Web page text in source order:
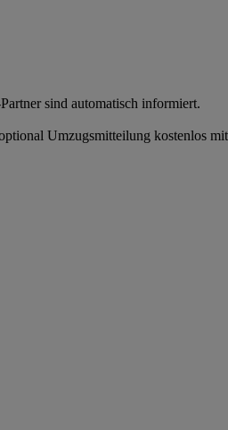
sind automatisch informiert.
Umzugsmitteilung kostenlos